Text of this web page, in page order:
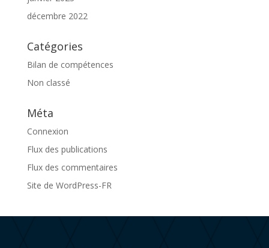
décembre 2022
Catégories
Bilan de compétences
Non classé
Méta
Connexion
Flux des publications
Flux des commentaires
Site de WordPress-FR